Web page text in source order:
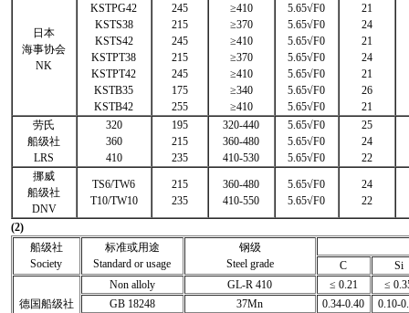
日本
海事协会
NK
KSTPG42
KSTS38
KSTS42
KSTPT38
KSTPT42
KSTB35
KSTB42
245
215
245
215
245
175
255
≥410
≥370
≥410
≥370
≥410
≥340
≥410
5.65√F0
5.65√F0
5.65√F0
5.65√F0
5.65√F0
5.65√F0
5.65√F0
21
24
21
24
21
26
21
劳氏
船级社
LRS
320
360
410
195
215
235
320-440
360-480
410-530
5.65√F0
5.65√F0
5.65√F0
25
24
22
挪威
船级社
DNV
TS6/TW6
T10/TW10
215
235
360-480
410-550
5.65√F0
5.65√F0
24
22
(2)
船级社
Society
标准或用途
Standard or usage
钢级
Steel grade
C Si
德国船级社
Non alloly GL-R 410 ≤ 0.21
≤
GB 18248
37Mn 0.34-0.40 0.10-